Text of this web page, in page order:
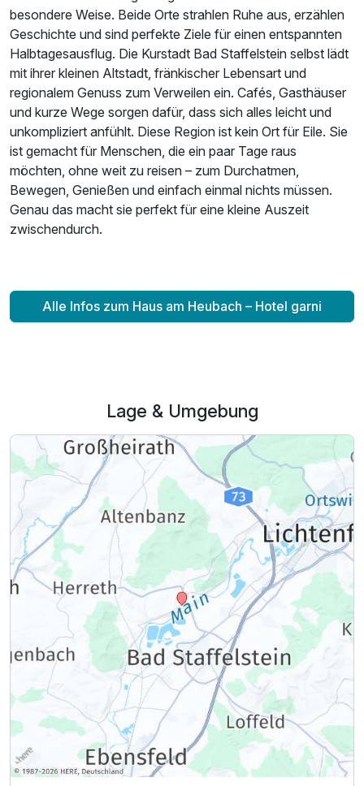
Ausstattung
2 Erwachsene und 2 Kinder
Ausstattung
Für 7 Tage p.P. ab 553,50 €
besondere Weise. Beide Orte strahlen Ruhe aus, erzählen
Geschichte und sind perfekte Ziele für einen entspannten
Halbtagesausflug. Die Kurstadt Bad Staffelstein selbst lädt
mit ihrer kleinen Altstadt, fränkischer Lebensart und
regionalem Genuss zum Verweilen ein. Cafés, Gasthäuser
und kurze Wege sorgen dafür, dass sich alles leicht und
unkompliziert anfühlt. Diese Region ist kein Ort für Eile. Sie
ist gemacht für Menschen, die ein paar Tage raus
möchten, ohne weit zu reisen – zum Durchatmen,
Bewegen, Genießen und einfach einmal nichts müssen.
Genau das macht sie perfekt für eine kleine Auszeit
zwischendurch.
Alle Infos zum Haus am Heubach – Hotel garni
Lage & Umgebung